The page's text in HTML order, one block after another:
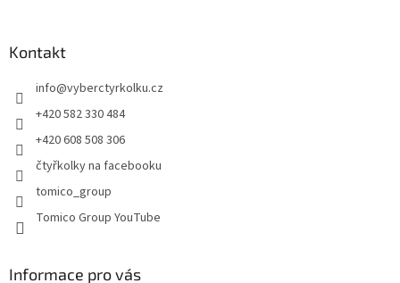
Kontakt
info@vyberctyrkolku.cz
+420 582 330 484
+420 608 508 306
čtyřkolky na facebooku
tomico_group
Tomico Group YouTube
Informace pro vás